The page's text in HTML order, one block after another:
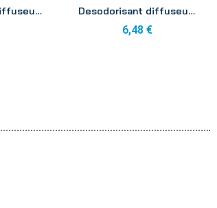
Desodorisant diffuseur fruits rouges aerosol 250ml Desodorisant diffuseur essentiel purifiant aerosol 250ml
6,48 €